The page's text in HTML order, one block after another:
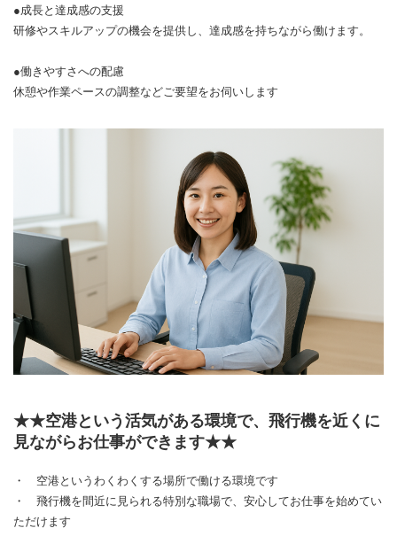
●成長と達成感の支援
研修やスキルアップの機会を提供し、達成感を持ちながら働けます。
●働きやすさへの配慮
休憩や作業ペースの調整などご要望をお伺いします
★★空港という活気がある環境で、飛行機を近くに
見ながらお仕事ができます★★
・ 空港というわくわくする場所で働ける環境です
・ 飛行機を間近に見られる特別な職場で、安心してお仕事を始めてい
ただけます